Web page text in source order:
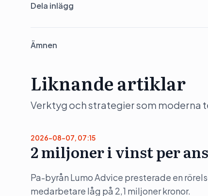
Dela inlägg
Ämnen
Liknande artiklar
Verktyg och strategier som moderna
2026-08-07, 07:15
2 miljoner i vinst per
Pa-byrån Lumo Advice presterade en
medarbetare låg på 2,1 miljoner kronor.